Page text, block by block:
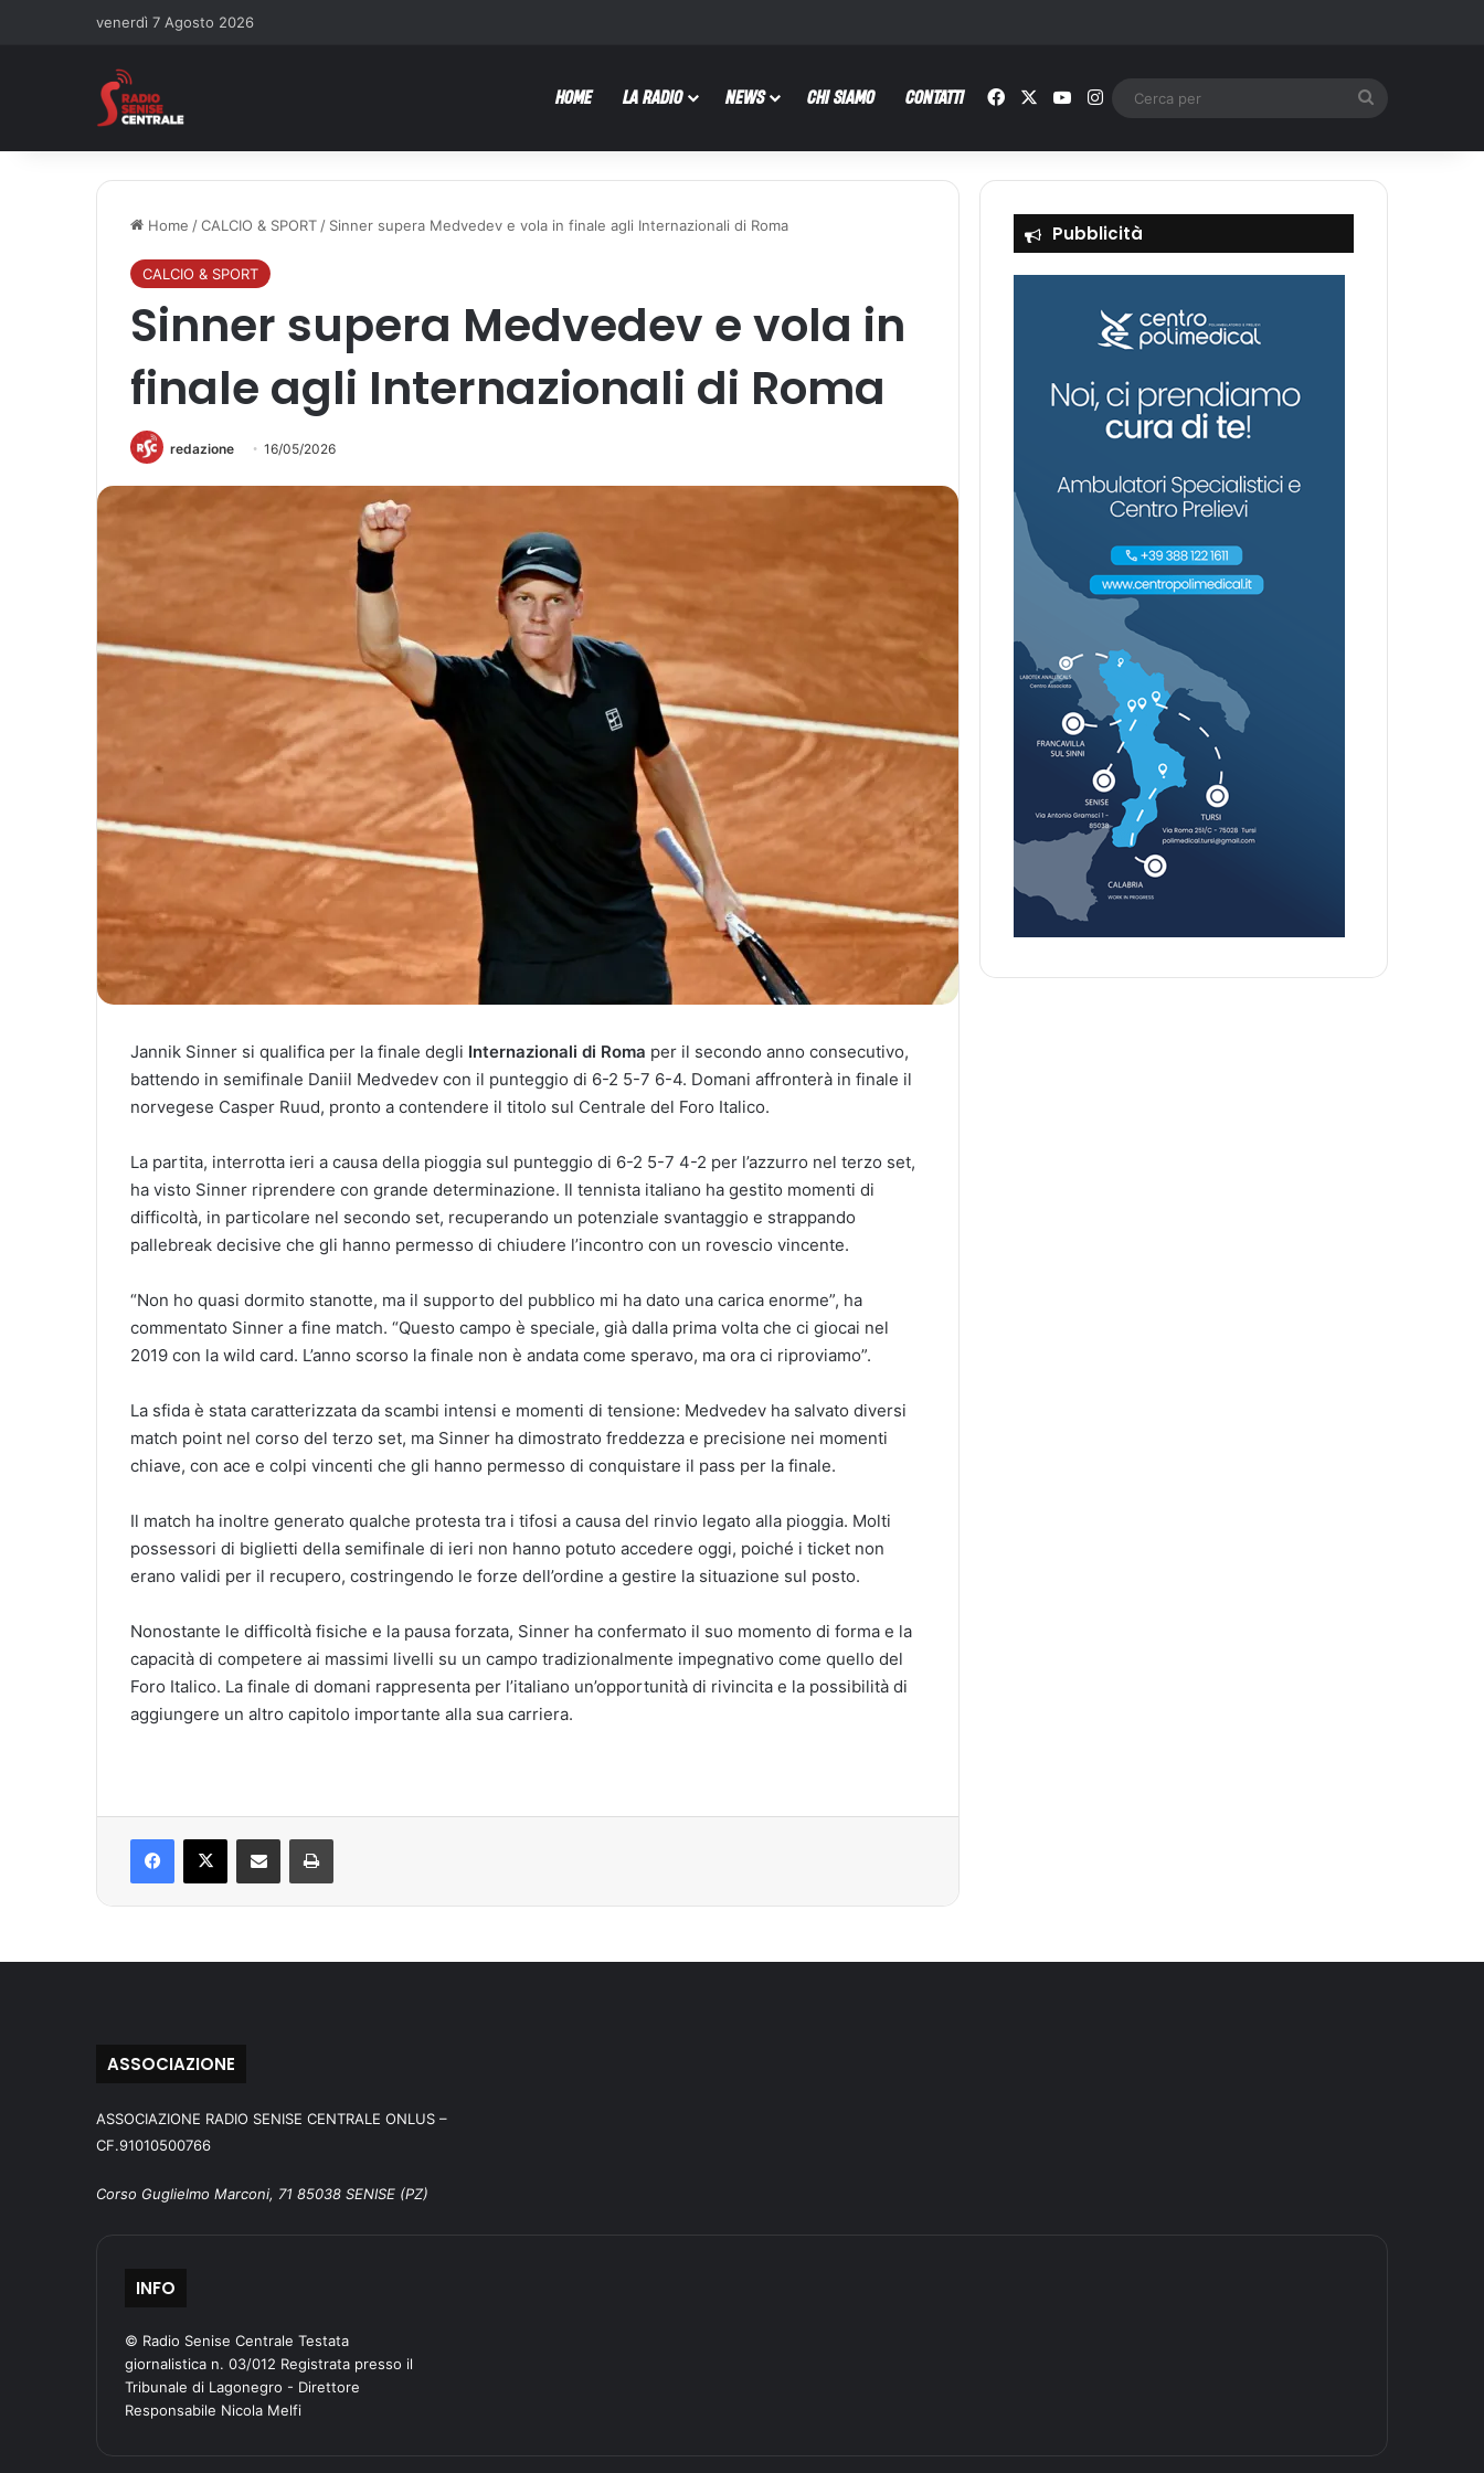
venerdì 7 Agosto 2026
HOME LA RADIO NEWS CHI SIAMO CONTATTI Facebook You TubeInstagram
Home /CALCIO & SPORT / Sinner supera Medvedev e vola in finale agli Internazionali di Roma
CALCIO & SPORT
Sinner supera Medvedev e vola in
finale agli Internazionali di Roma
redazione 16/05/2026
Jannik Sinner si qualifica per la finale degli Internazionali di Roma per il secondo anno consecutivo,
battendo in semifinale Daniil Medvedev con il punteggio di 6-2 5-7 6-4. Domani affronterà in finale il
norvegese Casper Ruud, pronto a contendere il titolo sul Centrale del Foro Italico.
La partita, interrotta ieri a causa della pioggia sul punteggio di 6-2 5-7 4-2 per l’azzurro nel terzo set,
ha visto Sinner riprendere con grande determinazione. Il tennista italiano ha gestito momenti di
difficoltà, in particolare nel secondo set, recuperando un potenziale svantaggio e strappando
pallebreak decisive che gli hanno permesso di chiudere l’incontro con un rovescio vincente.
“Non ho quasi dormito stanotte, ma il supporto del pubblico mi ha dato una carica enorme”, ha
commentato Sinner a fine match. “Questo campo è speciale, già dalla prima volta che ci giocai nel
2019 con la wild card. L’anno scorso la finale non è andata come speravo, ma ora ci riproviamo”.
La sfida è stata caratterizzata da scambi intensi e momenti di tensione: Medvedev ha salvato diversi
match point nel corso del terzo set, ma Sinner ha dimostrato freddezza e precisione nei momenti
chiave, con ace e colpi vincenti che gli hanno permesso di conquistare il pass per la finale.
Il match ha inoltre generato qualche protesta tra i tifosi a causa del rinvio legato alla pioggia. Molti
possessori di biglietti della semifinale di ieri non hanno potuto accedere oggi, poiché i ticket non
erano validi per il recupero, costringendo le forze dell’ordine a gestire la situazione sul posto.
Nonostante le difficoltà fisiche e la pausa forzata, Sinner ha confermato il suo momento di forma e la
capacità di competere ai massimi livelli su un campo tradizionalmente impegnativo come quello del
Foro Italico. La finale di domani rappresenta per l’italiano un’opportunità di rivincita e la possibilità di
aggiungere un altro capitolo importante alla sua carriera.
Pubblicità
ASSOCIAZIONE
ASSOCIAZIONE RADIO SENISE CENTRALE ONLUS –
CF.91010500766
Corso Guglielmo Marconi, 71 85038 SENISE (PZ)
INFO
© Radio Senise Centrale Testata
giornalistica n. 03/012 Registrata presso il
Tribunale di Lagonegro - Direttore
Responsabile Nicola Melfi